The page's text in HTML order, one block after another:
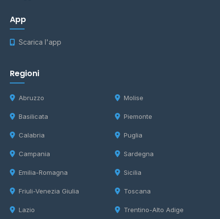
App
Scarica l'app
Regioni
Abruzzo
Basilicata
Calabria
Campania
Emilia-Romagna
Friuli-Venezia Giulia
Lazio
Molise
Piemonte
Puglia
Sardegna
Sicilia
Toscana
Trentino-Alto Adige